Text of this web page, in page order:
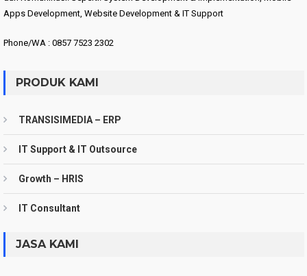
Apps Development, Website Development & IT Support
Phone/WA : 0857 7523 2302
PRODUK KAMI
TRANSISIMEDIA – ERP
IT Support & IT Outsource
Growth – HRIS
IT Consultant
JASA KAMI